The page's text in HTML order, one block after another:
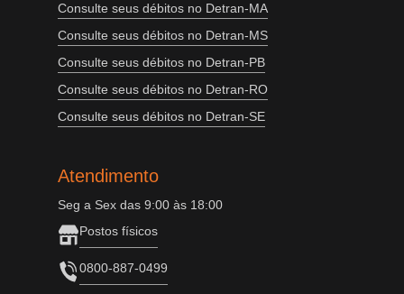
Consulte seus débitos no Detran-MA
Consulte seus débitos no Detran-MS
Consulte seus débitos no Detran-PB
Consulte seus débitos no Detran-RO
Consulte seus débitos no Detran-SE
Atendimento
Seg a Sex das 9:00 às 18:00
Postos físicos
0800-887-0499